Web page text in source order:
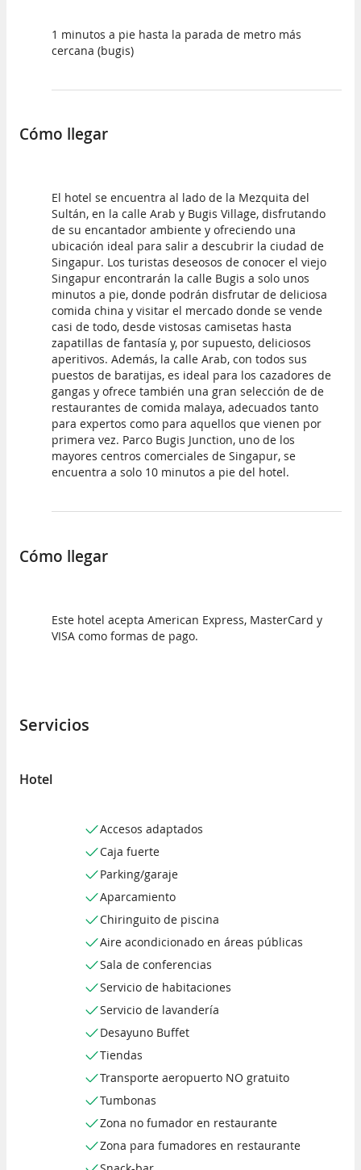
1 minutos a pie hasta la parada de metro más
cercana (bugis)
Cómo llegar
El hotel se encuentra al lado de la Mezquita del
Sultán, en la calle Arab y Bugis Village, disfrutando
de su encantador ambiente y ofreciendo una
ubicación ideal para salir a descubrir la ciudad de
Singapur. Los turistas deseosos de conocer el viejo
Singapur encontrarán la calle Bugis a solo unos
minutos a pie, donde podrán disfrutar de deliciosa
comida china y visitar el mercado donde se vende
casi de todo, desde vistosas camisetas hasta
zapatillas de fantasía y, por supuesto, deliciosos
aperitivos. Además, la calle Arab, con todos sus
puestos de baratijas, es ideal para los cazadores de
gangas y ofrece también una gran selección de de
restaurantes de comida malaya, adecuados tanto
para expertos como para aquellos que vienen por
primera vez. Parco Bugis Junction, uno de los
mayores centros comerciales de Singapur, se
encuentra a solo 10 minutos a pie del hotel.
Cómo llegar
Este hotel acepta American Express, MasterCard y
VISA como formas de pago.
Servicios
Hotel
Accesos adaptados
Caja fuerte
Parking/garaje
Aparcamiento
Chiringuito de piscina
Aire acondicionado en áreas públicas
Sala de conferencias
Servicio de habitaciones
Servicio de lavandería
Desayuno Buffet
Tiendas
Transporte aeropuerto NO gratuito
Tumbonas
Zona no fumador en restaurante
Zona para fumadores en restaurante